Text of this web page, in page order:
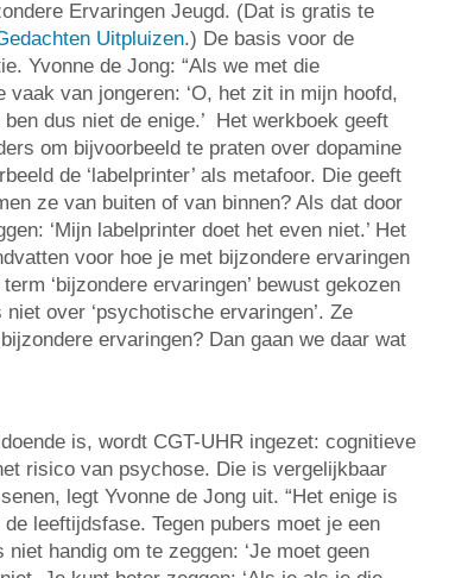
Ervaringen Jeugd. (Dat is gratis te
Uitpluizen.) De basis voor de
Yvonne de Jong: “Als we met die
vaak van jongeren: ‘O, het zit in mijn hoofd,
ben dus niet de enige.’ Het werkboek geeft
om bijvoorbeeld te praten over dopamine
de ‘labelprinter’ als metafoor. Die geeft
ze van buiten of van binnen? Als dat door
‘Mijn labelprinter doet het even niet.’ Het
voor hoe je met bijzondere ervaringen
‘bijzondere ervaringen’ bewust gekozen
over ‘psychotische ervaringen’. Ze
ervaringen? Dan gaan we daar wat
is, wordt CGT-UHR ingezet: cognitieve
risico van psychose. Die is vergelijkbaar
legt Yvonne de Jong uit. “Het enige is
leeftijdsfase. Tegen pubers moet je een
handig om te zeggen: ‘Je moet geen